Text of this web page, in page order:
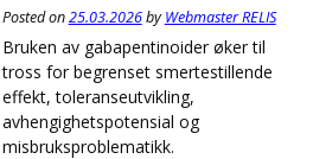
Posted on25.03.2026byWebmaster RELIS
Bruken av gabapentinoider øker til
tross for begrenset smertestillende
effekt, toleranseutvikling,
avhengighetspotensial og
misbruksproblematikk.